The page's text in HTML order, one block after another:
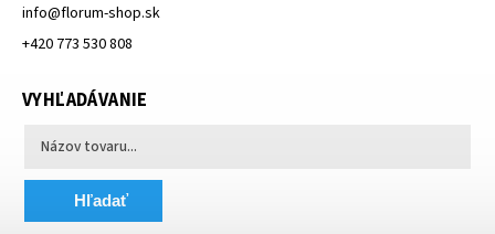
info@florum-shop.sk
+420 773 530 808
VYHĽADÁVANIE
Hľadať